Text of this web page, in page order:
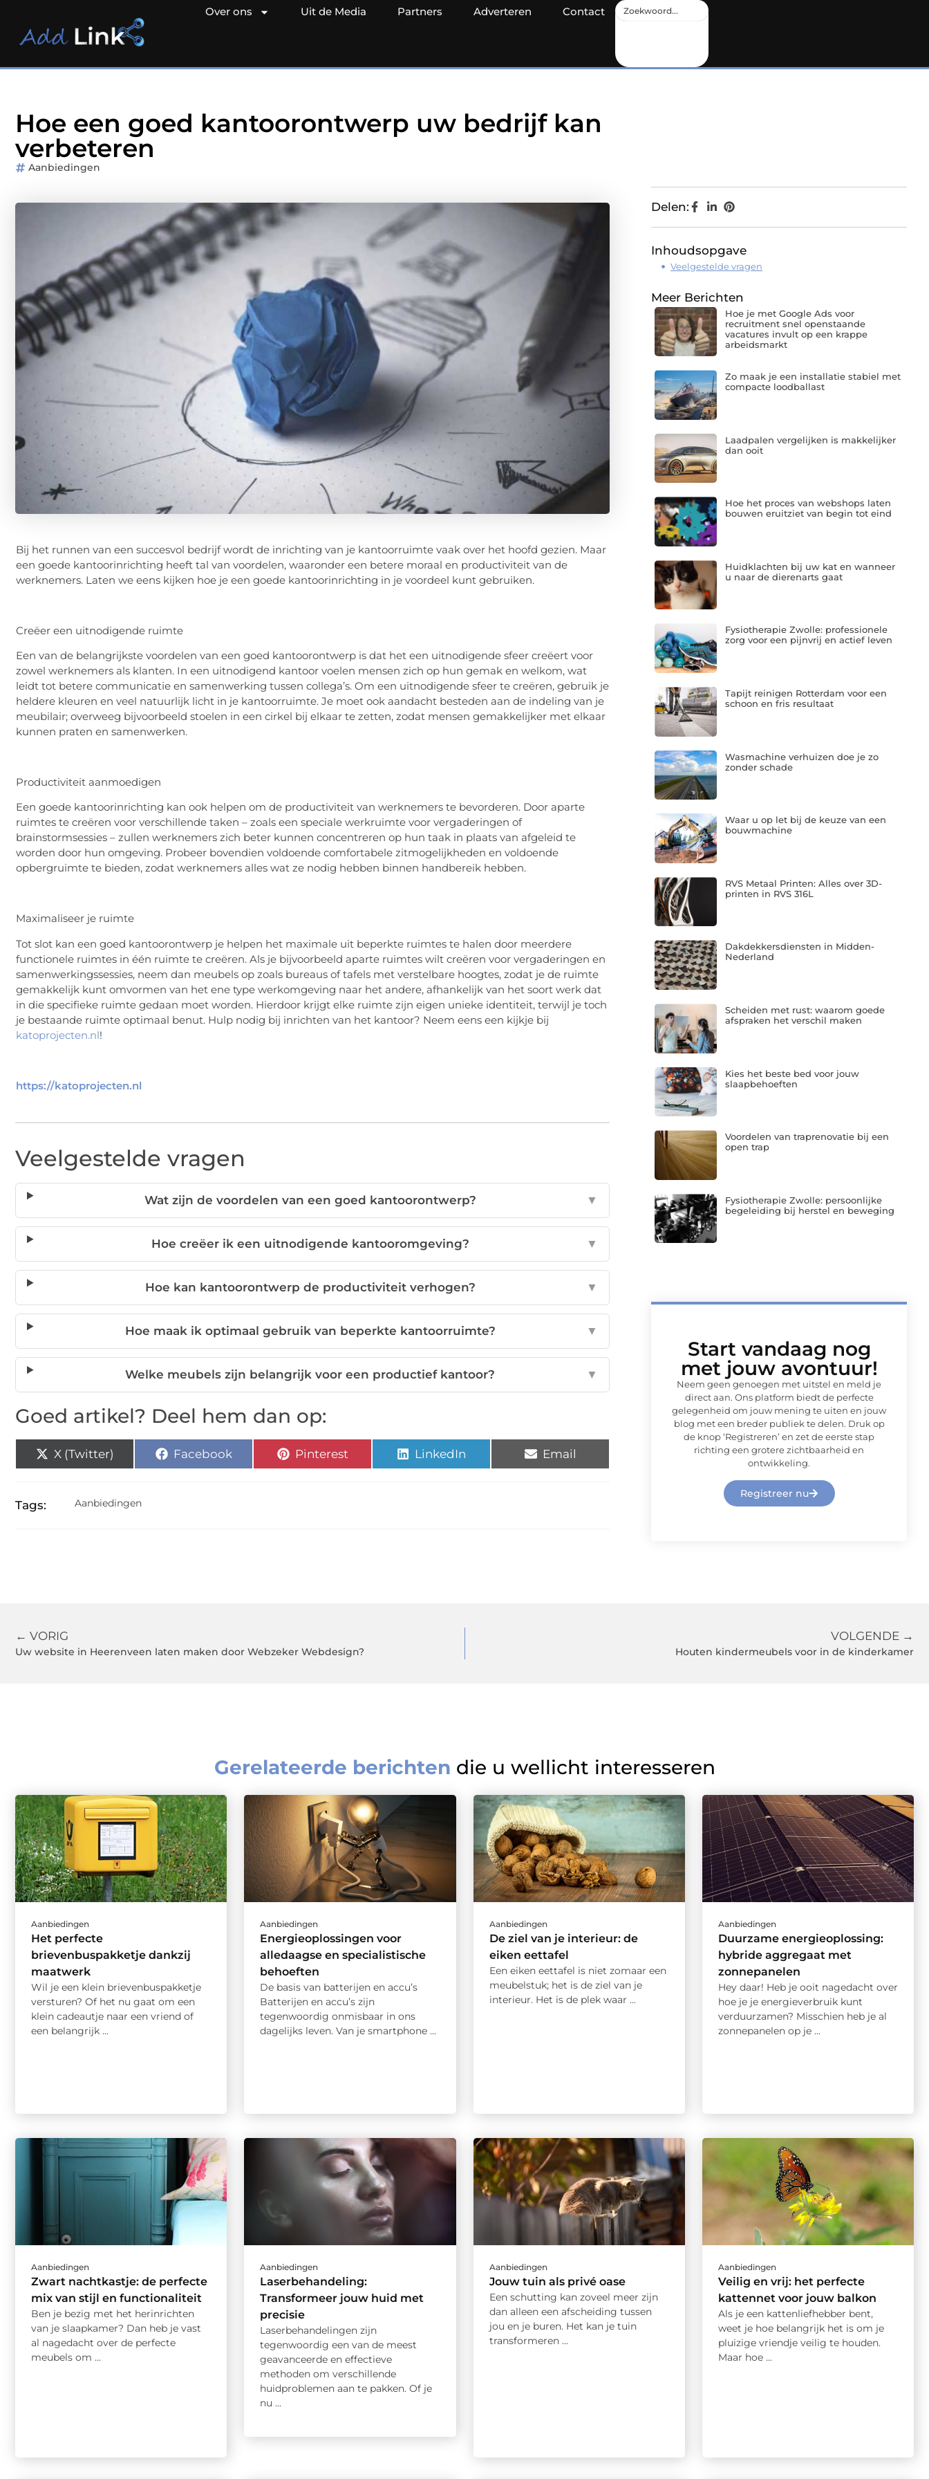
Over ons Uit de Media Partners Adverteren Contact
Hoe een goed kantoorontwerp uw bedrijf kan
verbeteren
Aanbiedingen
Bij het runnen van een succesvol bedrijf wordt de inrichting van je kantoorruimte vaak over het hoofd gezien. Maar
een goede kantoorinrichting heeft tal van voordelen, waaronder een betere moraal en productiviteit van de
werknemers. Laten we eens kijken hoe je een goede kantoorinrichting in je voordeel kunt gebruiken.
Creëer een uitnodigende ruimte
Een van de belangrijkste voordelen van een goed kantoorontwerp is dat het een uitnodigende sfeer creëert voor
zowel werknemers als klanten. In een uitnodigend kantoor voelen mensen zich op hun gemak en welkom, wat
leidt tot betere communicatie en samenwerking tussen collega’s. Om een uitnodigende sfeer te creëren, gebruik je
heldere kleuren en veel natuurlijk licht in je kantoorruimte. Je moet ook aandacht besteden aan de indeling van je
meubilair; overweeg bijvoorbeeld stoelen in een cirkel bij elkaar te zetten, zodat mensen gemakkelijker met elkaar
kunnen praten en samenwerken.
Productiviteit aanmoedigen
Een goede kantoorinrichting kan ook helpen om de productiviteit van werknemers te bevorderen. Door aparte
ruimtes te creëren voor verschillende taken – zoals een speciale werkruimte voor vergaderingen of
brainstormsessies – zullen werknemers zich beter kunnen concentreren op hun taak in plaats van afgeleid te
worden door hun omgeving. Probeer bovendien voldoende comfortabele zitmogelijkheden en voldoende
opbergruimte te bieden, zodat werknemers alles wat ze nodig hebben binnen handbereik hebben.
Maximaliseer je ruimte
Tot slot kan een goed kantoorontwerp je helpen het maximale uit beperkte ruimtes te halen door meerdere
functionele ruimtes in één ruimte te creëren. Als je bijvoorbeeld aparte ruimtes wilt creëren voor vergaderingen en
samenwerkingssessies, neem dan meubels op zoals bureaus of tafels met verstelbare hoogtes, zodat je de ruimte
gemakkelijk kunt omvormen van het ene type werkomgeving naar het andere, afhankelijk van het soort werk dat
in die specifieke ruimte gedaan moet worden. Hierdoor krijgt elke ruimte zijn eigen unieke identiteit, terwijl je toch
je bestaande ruimte optimaal benut. Hulp nodig bij inrichten van het kantoor? Neem eens een kijkje bij
katoprojecten.nl!
https://katoprojecten.nl
Veelgestelde vragen
Wat zijn de voordelen van een goed kantoorontwerp? ▼
Hoe creëer ik een uitnodigende kantooromgeving? ▼
Hoe kan kantoorontwerp de productiviteit verhogen? ▼
Hoe maak ik optimaal gebruik van beperkte kantoorruimte? ▼
Welke meubels zijn belangrijk voor een productief kantoor? ▼
Goed artikel? Deel hem dan op:
X (Twitter) Facebook Pinterest LinkedIn Email
Tags: Aanbiedingen
Delen:
Inhoudsopgave
Veelgestelde vragen
Meer Berichten
Hoe je met Google Ads voor
recruitment snel openstaande
vacatures invult op een krappe
arbeidsmarkt
Zo maak je een installatie stabiel met
compacte loodballast
Laadpalen vergelijken is makkelijker
dan ooit
Hoe het proces van webshops laten
bouwen eruitziet van begin tot eind
Huidklachten bij uw kat en wanneer
u naar de dierenarts gaat
Fysiotherapie Zwolle: professionele
zorg voor een pijnvrij en actief leven
Tapijt reinigen Rotterdam voor een
schoon en fris resultaat
Wasmachine verhuizen doe je zo
zonder schade
Waar u op let bij de keuze van een
bouwmachine
RVS Metaal Printen: Alles over 3D-
printen in RVS 316L
Dakdekkersdiensten in Midden-
Nederland
Scheiden met rust: waarom goede
afspraken het verschil maken
Kies het beste bed voor jouw
slaapbehoeften
Voordelen van traprenovatie bij een
open trap
Fysiotherapie Zwolle: persoonlijke
begeleiding bij herstel en beweging
Start vandaag nog
met jouw avontuur!
Neem geen genoegen met uitstel en meld je
direct aan. Ons platform biedt de perfecte
gelegenheid om jouw mening te uiten en jouw
blog met een breder publiek te delen. Druk op
de knop ‘Registreren’ en zet de eerste stap
richting een grotere zichtbaarheid en
ontwikkeling.
Registreer nu
← VORIG
Uw website in Heerenveen laten maken door Webzeker Webdesign?
VOLGENDE →
Houten kindermeubels voor in de kinderkamer
Gerelateerde berichten die u wellicht interesseren
Aanbiedingen
Het perfecte
brievenbuspakketje dankzij
maatwerk
Wil je een klein brievenbuspakketje
versturen? Of het nu gaat om een
klein cadeautje naar een vriend of
een belangrijk ...
Aanbiedingen
Energieoplossingen voor
alledaagse en specialistische
behoeften
De basis van batterijen en accu’s
Batterijen en accu’s zijn
tegenwoordig onmisbaar in ons
dagelijks leven. Van je smartphone ...
Aanbiedingen
De ziel van je interieur: de
eiken eettafel
Een eiken eettafel is niet zomaar een
meubelstuk; het is de ziel van je
interieur. Het is de plek waar ...
Aanbiedingen
Duurzame energieoplossing:
hybride aggregaat met
zonnepanelen
Hey daar! Heb je ooit nagedacht over
hoe je je energieverbruik kunt
verduurzamen? Misschien heb je al
zonnepanelen op je ...
Aanbiedingen
Zwart nachtkastje: de perfecte
mix van stijl en functionaliteit
Ben je bezig met het herinrichten
van je slaapkamer? Dan heb je vast
al nagedacht over de perfecte
meubels om ...
Aanbiedingen
Laserbehandeling:
Transformeer jouw huid met
precisie
Laserbehandelingen zijn
tegenwoordig een van de meest
geavanceerde en effectieve
methoden om verschillende
huidproblemen aan te pakken. Of je
nu ...
Aanbiedingen
Jouw tuin als privé oase
Een schutting kan zoveel meer zijn
dan alleen een afscheiding tussen
jou en je buren. Het kan je tuin
transformeren ...
Aanbiedingen
Veilig en vrij: het perfecte
kattennet voor jouw balkon
Als je een kattenliefhebber bent,
weet je hoe belangrijk het is om je
pluizige vriendje veilig te houden.
Maar hoe ...